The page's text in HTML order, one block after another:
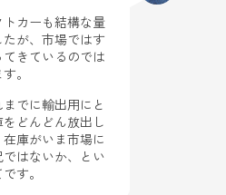
カーも結構な量
が、市場ではす
きているのでは
。
でに輸出用にと
どんどん放出し
庫がいま市場に
はないか、とい
す。